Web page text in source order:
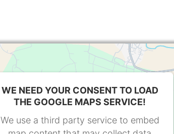
WE NEED YOUR CONSENT TO LOAD
THE GOOGLE MAPS SERVICE!
We use a third party service to embed